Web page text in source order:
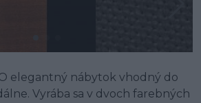
elegantný nábytok vhodný do
Vyrába sa v dvoch farebných